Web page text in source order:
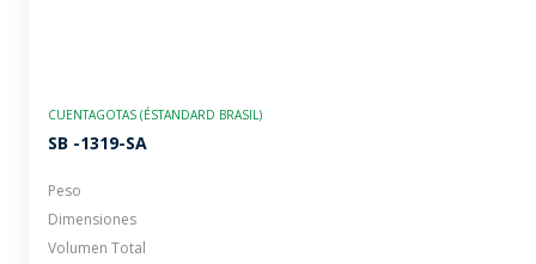
CUENTAGOTAS (ÉSTANDARD BRASIL)
SB -1319-SA
Peso
Dimensiones
Volumen Total